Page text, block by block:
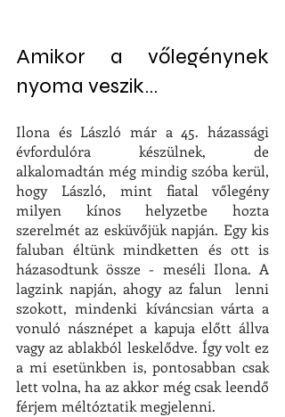
Amikor a vőlegénynek
nyoma veszik…
Ilona és László már a 45. házassági
évfordulóra készülnek, de
alkalomadtán még mindig szóba kerül,
hogy László, mint fiatal vőlegény
milyen kínos helyzetbe hozta
szerelmét az esküvőjük napján. Egy kis
faluban éltünk mindketten és ott is
házasodtunk össze - meséli Ilona. A
lagzink napján, ahogy az falun  lenni
szokott, mindenki kíváncsian várta a
vonuló násznépet a kapuja előtt állva
vagy az ablakból leskelődve. Így volt ez
a mi esetünkben is, pontosabban csak
lett volna, ha az akkor még csak leendő
férjem méltóztatik megjelenni.